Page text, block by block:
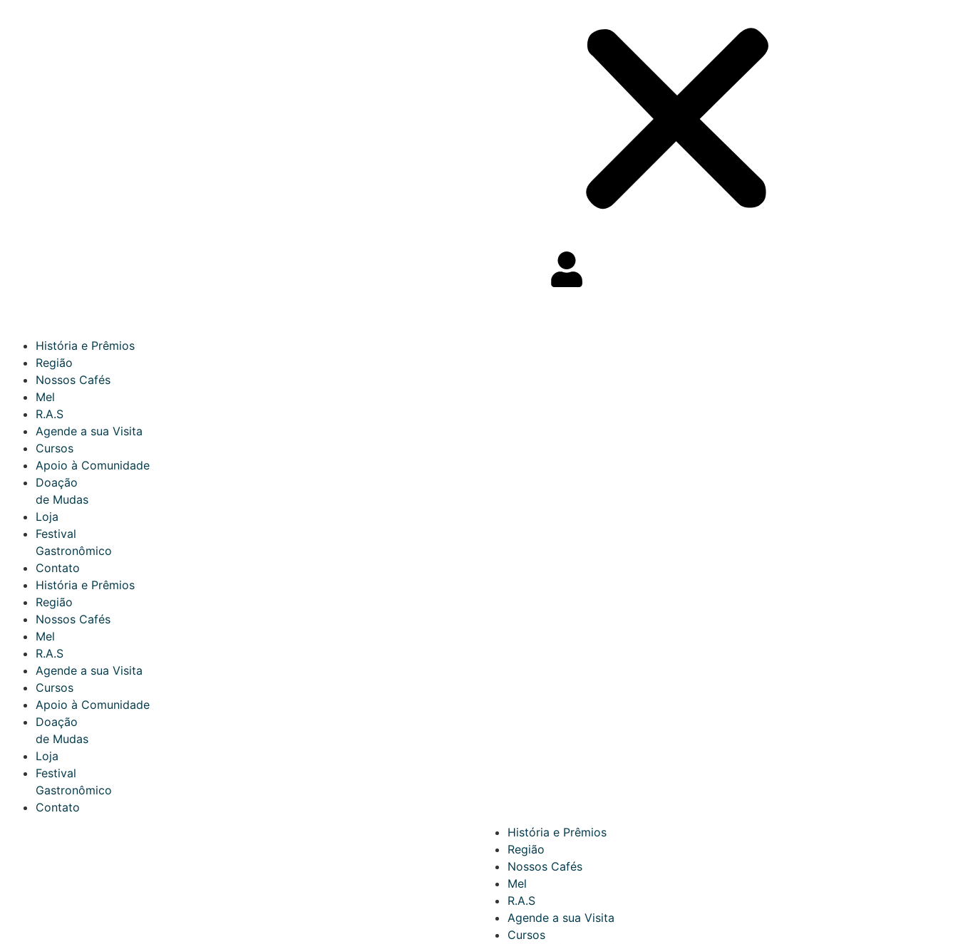
História e Prêmios
Região
Nossos Cafés
Mel
R.A.S
Agende a sua Visita
Cursos
Apoio à Comunidade
Doação
de Mudas
Loja
Festival
Gastronômico
Contato
História e Prêmios
Região
Nossos Cafés
Mel
R.A.S
Agende a sua Visita
Cursos
Apoio à Comunidade
Doação
de Mudas
Loja
Festival
Gastronômico
Contato
História e Prêmios
Região
Nossos Cafés
Mel
R.A.S
Agende a sua Visita
Cursos